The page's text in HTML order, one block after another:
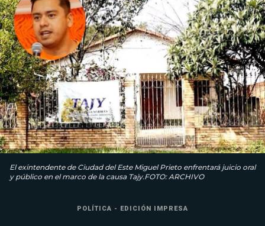
El exintendente de Ciudad del Este Miguel Prieto enfrentará juicio oral
y público en el marco de la causa Tajy.FOTO: ARCHIVO
POLÍTICA - EDICIÓN IMPRESA